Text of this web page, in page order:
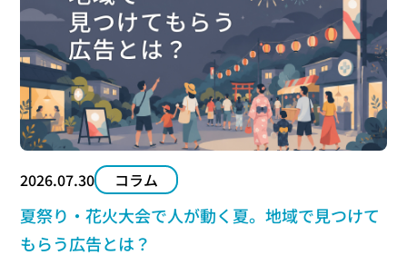
2026.07.30 コラム
夏祭り・花火大会で人が動く夏。地域で見つけて
もらう広告とは？